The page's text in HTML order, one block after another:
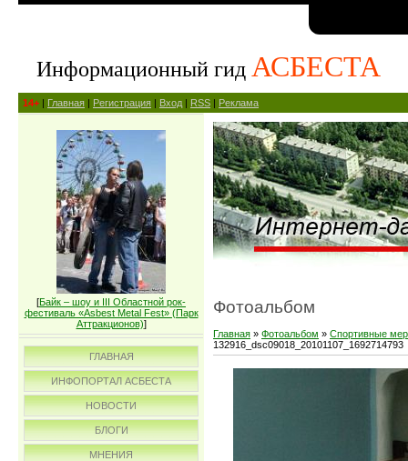
Информационный гид АСБЕСТА
14+ | Главная | Регистрация | Вход | RSS | Реклама
[Байк – шоу и III Областной рок-
фестиваль «Asbest Metal Fest» (Парк
Аттракционов)]
ГЛАВНАЯ
ИНФОПОРТАЛ АСБЕСТА
НОВОСТИ
БЛОГИ
МНЕНИЯ
Фотоальбом
Главная » Фотоальбом » Спортивные
132916_dsc09018_20101107_1692714793